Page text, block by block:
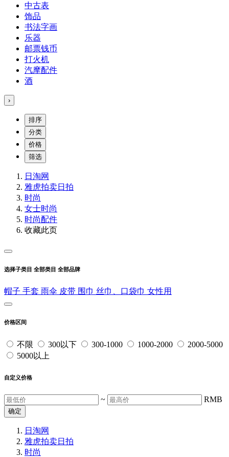
中古表
饰品
书法字画
乐器
邮票钱币
打火机
汽摩配件
酒
›
排序
分类
价格
筛选
日淘网
雅虎拍卖日拍
时尚
女士时尚
时尚配件
收藏此页
选择子类目 全部类目 全部品牌
帽子 手套 雨伞 皮带 围巾 丝巾、口袋巾 女性用
价格区间
不限 300以下 300-1000 1000-2000
2000-5000
5000以上
自定义价格
~ RMB
确定
日淘网
雅虎拍卖日拍
时尚